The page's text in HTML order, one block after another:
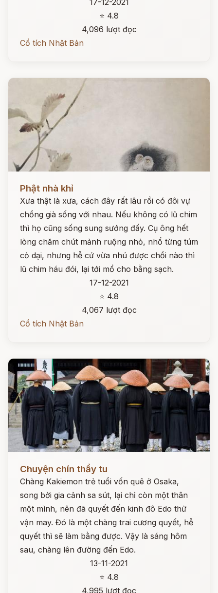
17-12-2021
⭐ 4.8
4,096 lượt đọc
Cổ tích Nhật Bản
Phật nhà khỉ
Xưa thật là xưa, cách đây rất lâu rồi có đôi vự
chồng già sống với nhau. Nếu không có lũ chim
thì họ cũng sống sung sướng đấy. Cụ ông hết
lòng chăm chút mảnh ruộng nhỏ, nhổ từng túm
cỏ dại, nhưng hễ cứ vừa nhú được chồi nào thì
lũ chim háu đói, lại tới mổ cho bằng sạch.
17-12-2021
⭐ 4.8
4,067 lượt đọc
Cổ tích Nhật Bản
Chuyện chín thầy tu
Chàng Kakiemon trẻ tuổi vốn quê ở Osaka,
song bởi gia cảnh sa sút, lại chỉ còn một thân
một mình, nên đã quyết đến kinh đô Edo thử
vận may. Đó là một chàng trai cương quyết, hễ
quyết thì sẽ làm bằng được. Vậy là sáng hôm
sau, chàng lên đường đến Edo.
13-11-2021
⭐ 4.8
4,995 lượt đọc